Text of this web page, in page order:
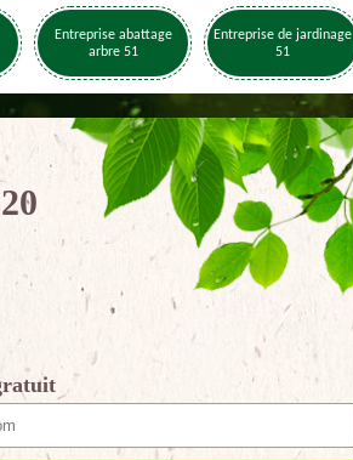
Entreprise abattage
arbre 51
Entreprise de jardinage
51